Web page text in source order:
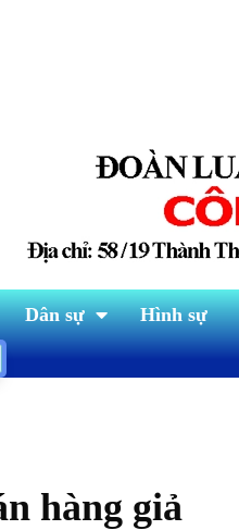
Dân sự Hình sự
hàng giả